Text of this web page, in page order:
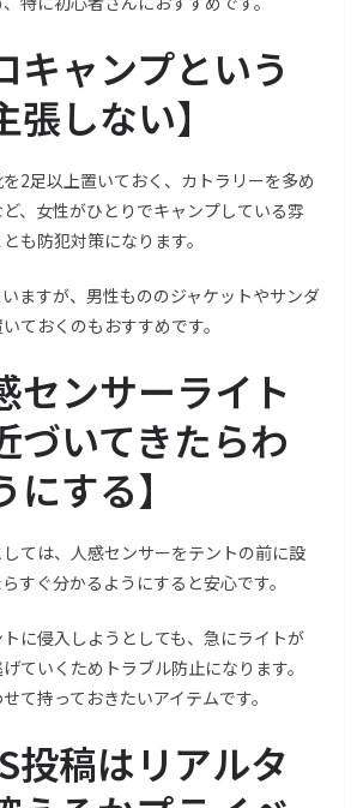
ャンプという
張しない】
2足以上置いておく、カトラリーを多め
、女性がひとりでキャンプしている雰
も防犯対策になります。
ますが、男性もののジャケットやサンダ
ておくのもおすすめです。
ンサーライト
づいてきたらわ
にする】
ては、人感センサーをテントの前に設
すぐ分かるようにすると安心です。
に侵入しようとしても、急にライトが
ていくためトラブル防止になります。
て持っておきたいアイテムです。
稿はリアルタ